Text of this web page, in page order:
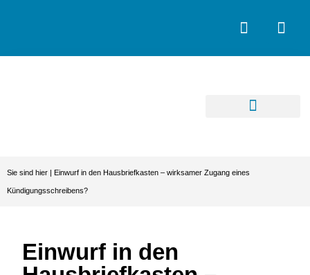
Sie sind hier | Einwurf in den Hausbriefkasten – wirksamer Zugang eines
Kündigungsschreibens?
Einwurf in den